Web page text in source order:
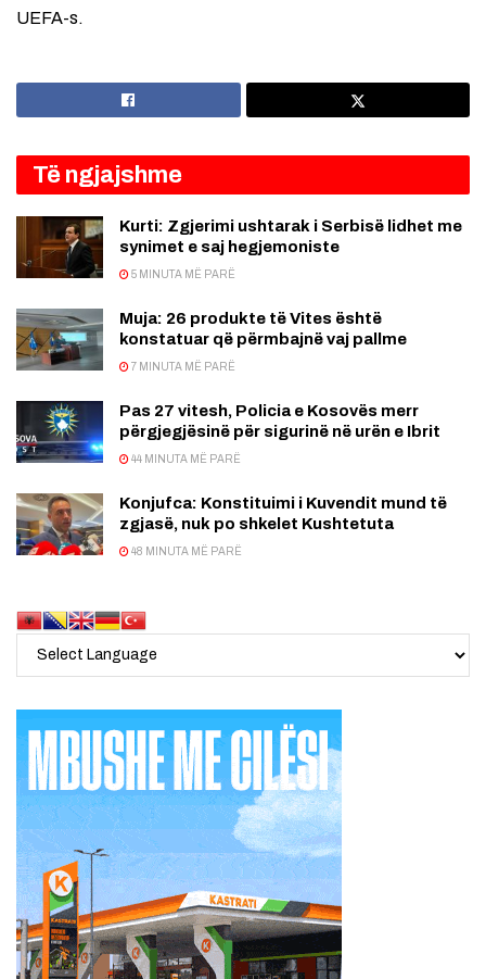
UEFA-s.
Të ngjajshme
Kurti: Zgjerimi ushtarak i Serbisë lidhet me
synimet e saj hegjemoniste
5 MINUTA MË PARË
Muja: 26 produkte të Vites është
konstatuar që përmbajnë vaj pallme
7 MINUTA MË PARË
Pas 27 vitesh, Policia e Kosovës merr
përgjegjësinë për sigurinë në urën e Ibrit
44 MINUTA MË PARË
Konjufca: Konstituimi i Kuvendit mund të
zgjasë, nuk po shkelet Kushtetuta
48 MINUTA MË PARË